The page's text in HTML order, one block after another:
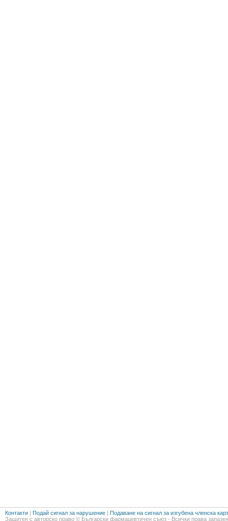
Контакти | Подай сигнал за нарушение | Подаване на сигнал за изгубена членска
Защитен с авторско право © Български фармацевтичен съюз - Всички права